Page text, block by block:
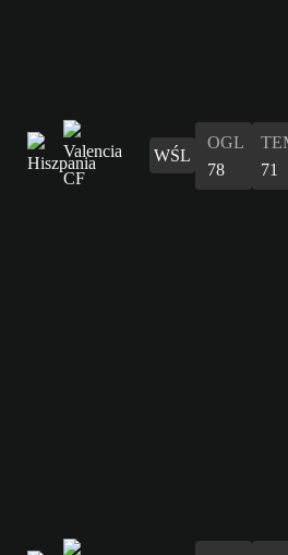
WŚL
OGL
78
71